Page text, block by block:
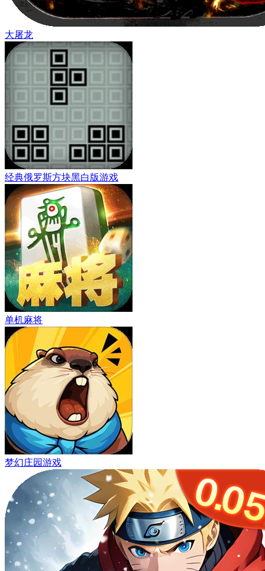
大屠龙
经典俄罗斯方块黑白版游戏
单机麻将
梦幻庄园游戏